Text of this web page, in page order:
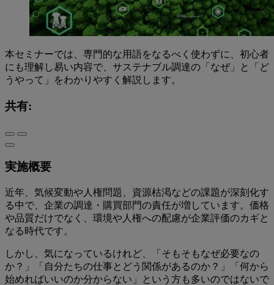
本セミナーでは、専門的な用語をなるべく使わずに、初心者
にも理解し易い内容で、サステナブル調達の「なぜ」と「ど
うやって」をわかりやすく解説します。
共有:
実施概要
近年、気候変動や人権問題、資源枯渇などの課題が深刻化す
る中で、企業の調達・購買部門の責任が増しています。価格
や品質だけでなく、環境や人権への配慮が企業評価のカギと
なる時代です。
しかし、気になっているけれど、「そもそもなぜ必要なの
か？」「自分たちの仕事とどう関係があるのか？」「何から
始めればいいのか分からない」という方も多いのではないで